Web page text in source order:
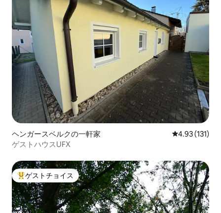
ヘンガースベルクの一軒家 レビュー131
4.93 (131)
ゲストハウスUFX
大好評のゲストチョイスです。
ゲストチョイス